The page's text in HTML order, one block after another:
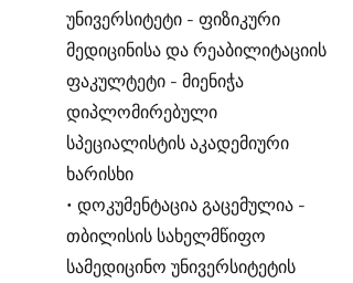
უნივერსიტეტი - ფიზიკური
მედიცინისა და რეაბილიტაციის
ფაკულტეტი - მიენიჭა
დიპლომირებული
სპეციალისტის აკადემიური
ხარისხი
• დოკუმენტაცია გაცემულია -
თბილისის სახელმწიფო
სამედიცინო უნივერსიტეტის